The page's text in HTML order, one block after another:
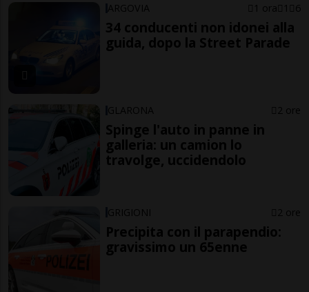
ARGOVIA 1 ora 1 6
34 conducenti non idonei alla
guida, dopo la Street Parade
GLARONA 2 ore
Spinge l'auto in panne in
galleria: un camion lo
travolge, uccidendolo
GRIGIONI 2 ore
Precipita con il parapendio:
gravissimo un 65enne